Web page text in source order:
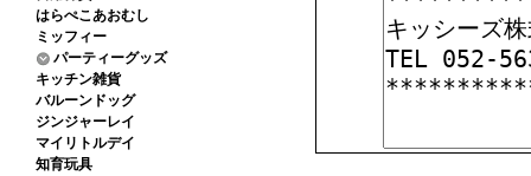
はらぺこあおむし
ミッフィー
パーティーグッズ
キッチン雑貨
バルーンドッグ
ジンジャーレイ
マイリトルデイ
知育玩具